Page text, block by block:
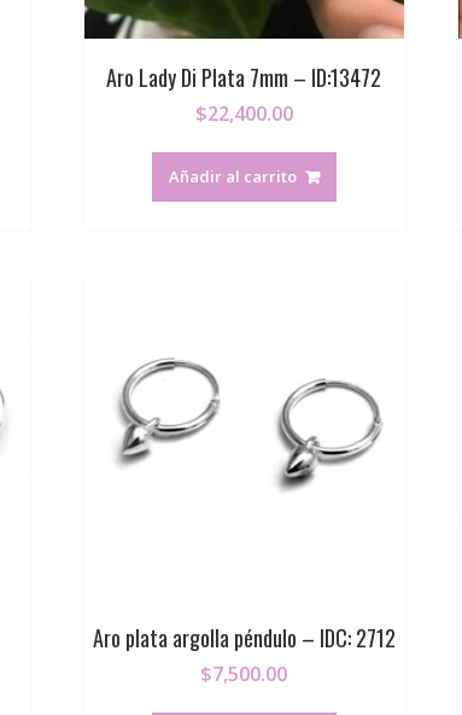
Aro Lady Di Plata 7mm – ID:13472
$22,400.00
Añadir al carrito
Aro plata argolla péndulo – IDC: 2712
$7,500.00